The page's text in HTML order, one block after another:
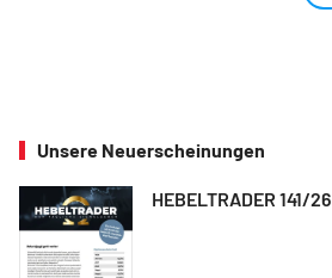
Unsere Neuerscheinungen
HEBELTRADER 141/26